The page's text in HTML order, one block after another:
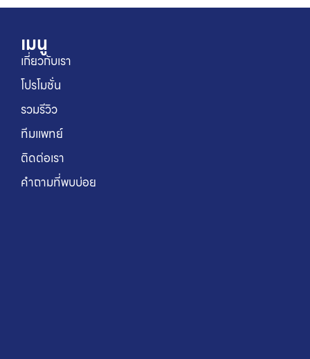
เมนู
เกี่ยวกับเรา
โปรโมชั่น
รวมรีวิว
ทีมแพทย์
ติดต่อเรา
คำถามที่พบบ่อย